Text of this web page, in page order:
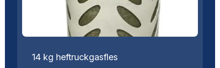
14 kg heftruckgasfles